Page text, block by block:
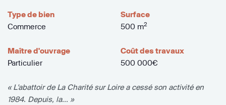
Type de bien
Commerce
Surface
500 m2
Maître d'ouvrage
Particulier
Coût des travaux
500 000€
« L'abattoir de La Charité sur Loire a cessé son activité en
1984. Depuis, la... »